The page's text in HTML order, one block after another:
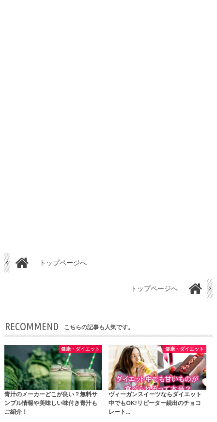
トップページへ
トップページへ
RECOMMEND こちらの記事も人気です。
健康・ダイエット
青汁のメーカーどこが良い？無料サ
ンプル情報や美味しい味付き青汁も
ご紹介！
健康・ダイエット
ヴィーガンスイーツならダイエット
中でもOK!リピーター続出のチョコ
レート…